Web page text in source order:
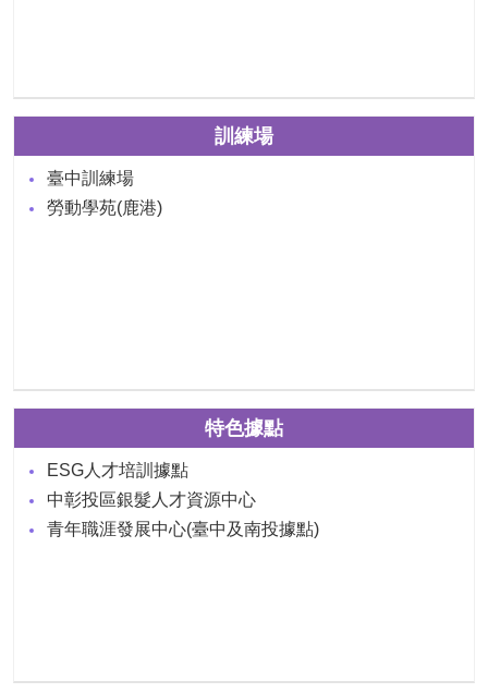
訓練場
臺中訓練場
勞動學苑(鹿港)
特色據點
ESG人才培訓據點
中彰投區銀髮人才資源中心
青年職涯發展中心(臺中及南投據點)